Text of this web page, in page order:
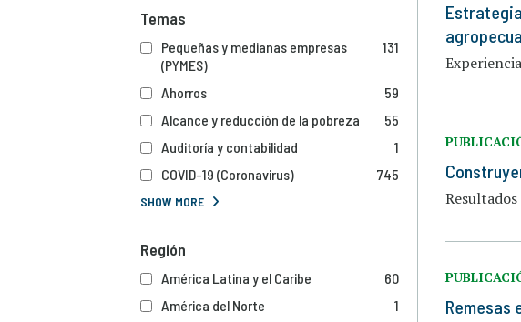
Remesas
Temas
Pequeñas y medianas empresas
(PYMES)
131
Ahorros
59
Alcance y reducción de la pobreza
55
Auditoría y contabilidad
1
COVID-19 (Coronavirus)
745
SHOW MORE
Región
América Latina y el Caribe
60
América del Norte
1